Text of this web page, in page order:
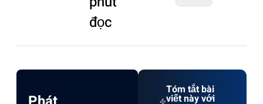
đọc
Tóm tắt bài
viết này với